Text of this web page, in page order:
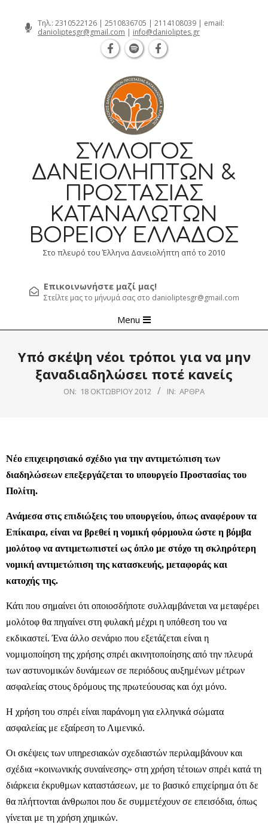
Τηλ.: 2310522126 | 2510836705 | 2114108039 | email:
danioliptesgr@gmail.com | info@danioliptes.gr
ΣΎΛΛΟΓΟΣ
ΔΑΝΕΙΟΛΗΠΤΏΝ &
ΠΡΟΣΤΑΣΊΑΣ
ΚΑΤΑΝΑΛΩΤΏΝ
ΒΟΡΕΊΟΥ ΕΛΛΆΔΟΣ
Στο πλευρό του Έλληνα Δανειολήπτη από το 2010
Επικοινωνήστε μαζί μας!
Στείλτε μας το μήνυμά σας στο danioliptesgr@gmail.com
Navigation
Menu
Yπό σκέψη νέοι τρόποι για να μην
ξαναδιαδηλώσει ποτέ κανείς
ON: 18 ΟΚΤΩΒΡΊΟΥ 2012 IN: ΆΡΘΡΑ
Νέο επιχειρησιακό σχέδιο για την αντιμετώπιση των
διαδηλώσεων επεξεργάζεται το υπουργείο Προστασίας του
Πολίτη.
Ανάμεσα στις επιδιώξεις του υπουργείου, όπως αναφέρουν τα
Επίκαιρα, είναι να βρεθεί η νομική φόρμουλα ώστε η βόμβα
μολότοφ να αντιμετωπιστεί ως όπλο με στόχο τη σκληρότερη
νομική αντιμετώπιση της κατασκευής, μεταφοράς και
κατοχής της.
Κάτι που σημαίνει ότι οποιοσδήποτε συλλαμβάνεται να μεταφέρει
μολότοφ θα πηγαίνει στη φυλακή μέχρι η υπόθεση του να
εκδικαστεί. Ένα άλλο σενάριο που εξετάζεται είναι η
νομιμοποίηση της χρήσης σπρέι ακινητοποίησης από την πλευρά
των αστυνομικών δυνάμεων σε περιόδους αυξημένων μέτρων
ασφαλείας στους δρόμους της πρωτεύουσας και όχι μόνο.
Η χρήση του σπρέι είναι παράνομη για ελληνικά σώματα
ασφαλείας με εξαίρεση το Λιμενικό.
Οι σκέψεις των υπηρεσιακών σχεδιαστών περιλαμβάνουν και
σχέδια «κοινωνικής συναίνεσης» στη χρήση τέτοιων σπρέι κατά τη
διάρκεια έκρυθμων καταστάσεων, με το βασικό επιχείρημα ότι δε
θα πλήττονται άνθρωποι που δε συμμετέχουν σε επεισόδια, όπως
γίνεται με τη χρήση χημικών.